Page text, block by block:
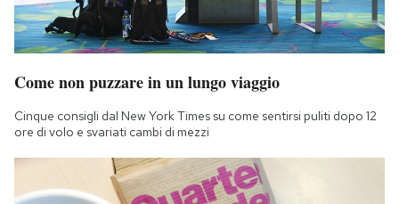
Come non puzzare in un lungo viaggio
Cinque consigli dal New York Times su come sentirsi puliti dopo 12
ore di volo e svariati cambi di mezzi